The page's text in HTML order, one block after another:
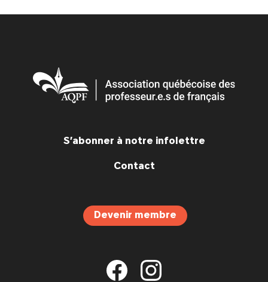
S’abonner à notre infolettre
Contact
Devenir membre